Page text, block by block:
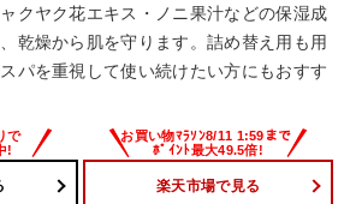
クヤク花エキス・ノニ果汁などの保湿成
乾燥から肌を守ります。詰め替え用も用
パを重視して使い続けたい方にもおすす
楽天市場で見る